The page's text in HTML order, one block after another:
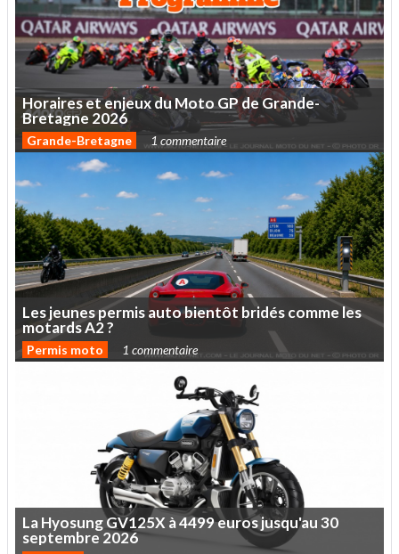
HorairesetenjeuxduMotoGPdeGrande-
Bretagne 2026
Grande-Bretagne 1 commentaire
Lesjeunespermisautobientôt bridéscommeles
motardsA2?
Permis moto 1 commentaire
LaHyosungGV125X à4499eurosjusqu'au30
septembre 2026